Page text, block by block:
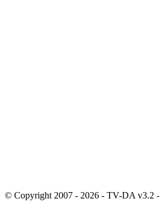
© Copyright 2007 - 2026 - TV-DA v3.2 -